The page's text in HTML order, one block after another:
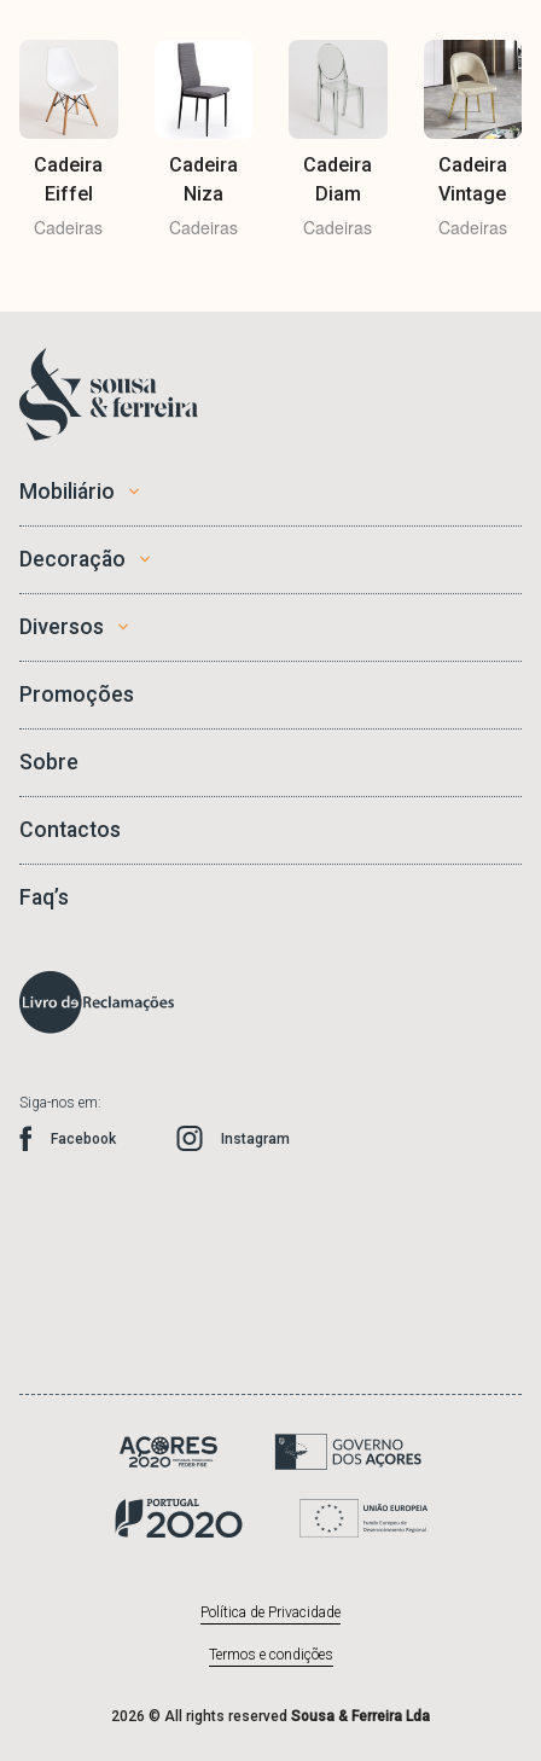
Cadeira
Eiffel
Cadeiras
Cadeira
Niza
Cadeiras
Cadeira
Diam
Cadeiras
Cadeira
Vintage
Cadeiras
Mobiliário
Decoração
Diversos
Promoções
Sobre
Contactos
Faq’s
Siga-nos em:
Facebook Instagram
Política de Privacidade
Termos e condições
2026 © All rights reserved Sousa & Ferreira Lda